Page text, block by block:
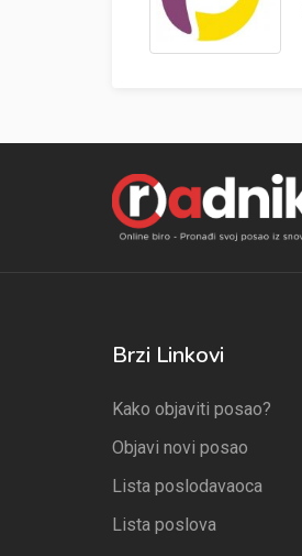
Brzi Linkovi
Kako objaviti posao?
Objavi novi posao
Lista poslodavaoca
Lista poslova